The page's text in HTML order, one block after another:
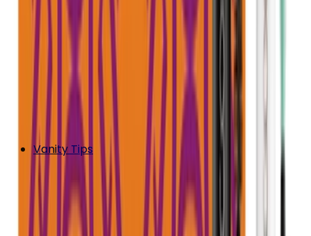
Vanity Tips